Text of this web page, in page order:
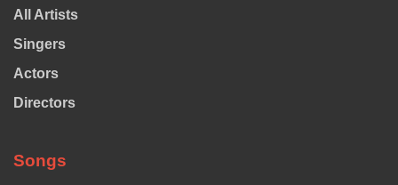
All Artists
Singers
Actors
Directors
Songs